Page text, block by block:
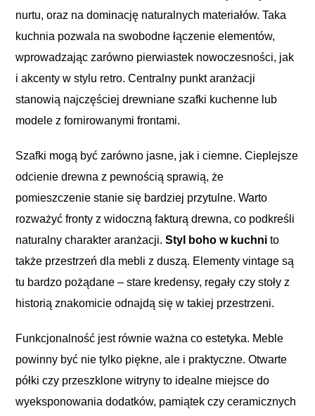
nurtu, oraz na dominację naturalnych materiałów. Taka
kuchnia pozwala na swobodne łączenie elementów,
wprowadzając zarówno pierwiastek nowoczesności, jak
i akcenty w stylu retro. Centralny punkt aranżacji
stanowią najczęściej drewniane szafki kuchenne lub
modele z fornirowanymi frontami.
Szafki mogą być zarówno jasne, jak i ciemne. Cieplejsze
odcienie drewna z pewnością sprawią, że
pomieszczenie stanie się bardziej przytulne. Warto
rozważyć fronty z widoczną fakturą drewna, co podkreśli
naturalny charakter aranżacji.Styl boho w kuchni to
także przestrzeń dla mebli z duszą. Elementy vintage są
tu bardzo pożądane – stare kredensy, regały czy stoły z
historią znakomicie odnajdą się w takiej przestrzeni.
Funkcjonalność jest równie ważna co estetyka. Meble
powinny być nie tylko piękne, ale i praktyczne. Otwarte
półki czy przeszklone witryny to idealne miejsce do
wyeksponowania dodatków, pamiątek czy ceramicznych